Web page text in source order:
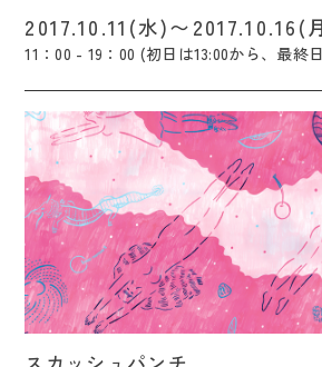
2017.10.11(水)〜2017.10.16(
11：00 - 19：00 (初日は13:00から、最終